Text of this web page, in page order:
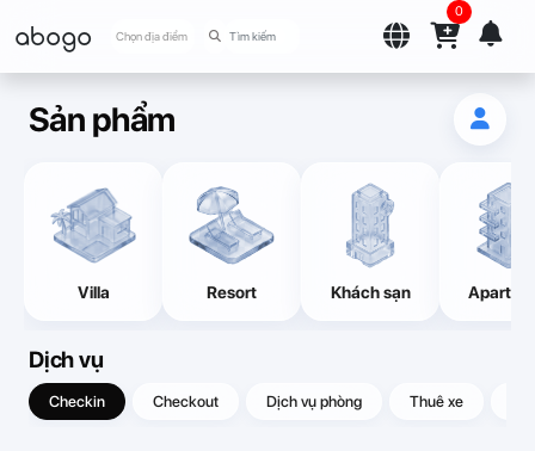
abogo Chọn địa điểm
0
Sản phẩm
Villa Resort Khách sạn
Dịch vụ
Checkin Checkout Dịch vụ phòng Thuê xe